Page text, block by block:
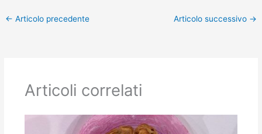
← Articolo precedente Articolo successivo →
Articoli correlati